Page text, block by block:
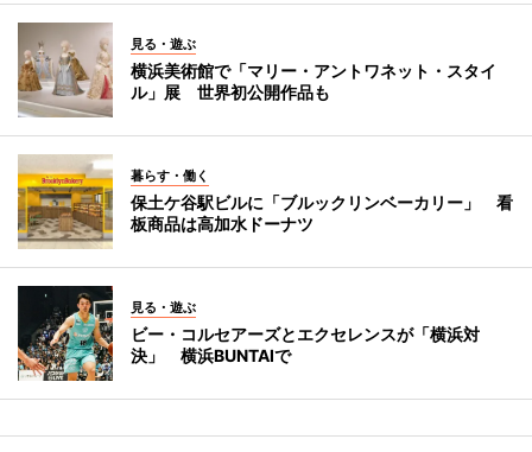
見る・遊ぶ
横浜美術館で「マリー・アントワネット・スタイ
ル」展 世界初公開作品も
暮らす・働く
保土ケ谷駅ビルに「ブルックリンベーカリー」 看
板商品は高加水ドーナツ
見る・遊ぶ
ビー・コルセアーズとエクセレンスが「横浜対
決」 横浜BUNTAIで